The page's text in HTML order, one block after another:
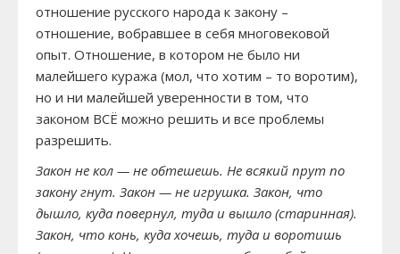
отношение русского народа к закону –
отношение, вобравшее в себя многовековой
опыт. Отношение, в котором не было ни
малейшего куража (мол, что хотим – то воротим),
но и ни малейшей уверенности в том, что
законом ВСЁ можно решить и все проблемы
разрешить.
Закон не кол — не обтешешь. Не всякий прут по
закону гнут. Закон — не игрушка. Закон, что
дышло, куда повернул, туда и вышло (старинная).
Закон, что конь, куда хочешь, туда и воротишь